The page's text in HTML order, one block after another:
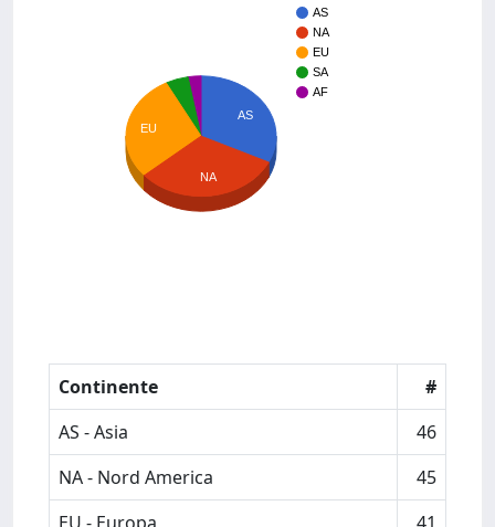
AS
NA
EU
SA
AF
AS
EU
NA
Continente
#
AS - Asia
46
NA - Nord America
45